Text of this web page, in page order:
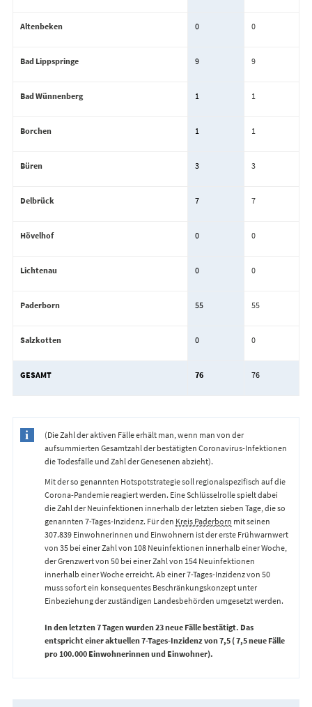
Altenbeken 0 0
Bad Lippspringe 9 9
Bad Wünnenberg 1 1
Borchen 1 1
Büren 3 3
Delbrück 7 7
Hövelhof 0 0
Lichtenau 0 0
Paderborn 55 55
Salzkotten 0 0
GESAMT 76 76
(Die Zahl der aktiven Fälle erhält man, wenn man von der
aufsummierten Gesamtzahl der bestätigten Coronavirus-Infektionen
die Todesfälle und Zahl der Genesenen abzieht).
Mit der so genannten Hotspotstrategie soll regionalspezifisch auf die
Corona-Pandemie reagiert werden. Eine Schlüsselrolle spielt dabei
die Zahl der Neuinfektionen innerhalb der letzten sieben Tage, die so
genannten 7-Tages-Inzidenz. Für den Kreis Paderborn mit seinen
307.839 Einwohnerinnen und Einwohnern ist der erste Frühwarnwert
von 35 bei einer Zahl von 108 Neuinfektionen innerhalb einer Woche,
der Grenzwert von 50 bei einer Zahl von 154 Neuinfektionen
innerhalb einer Woche erreicht. Ab einer 7-Tages-Inzidenz von 50
muss sofort ein konsequentes Beschränkungskonzept unter
Einbeziehung der zuständigen Landesbehörden umgesetzt werden.
In den letzten 7 Tagen wurden 23 neue Fälle bestätigt. Das
entspricht einer aktuellen 7-Tages-Inzidenz von 7,5 ( 7,5 neue Fälle
pro 100.000 Einwohnerinnen und Einwohner).